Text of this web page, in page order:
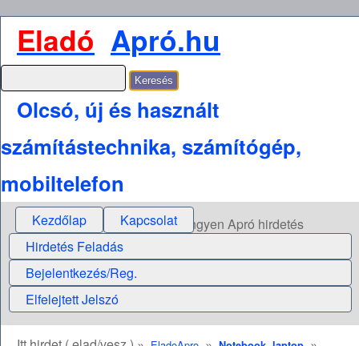
Eladó Apró.hu
Olcsó, új és használt
számítástechnika, számítógép,
mobiltelefon
Kezdőlap Kapcsolat
Ingyen Apró hirdetés
Hirdetés Feladás
Bejelentkezés/Reg.
Elfelejtett Jelszó